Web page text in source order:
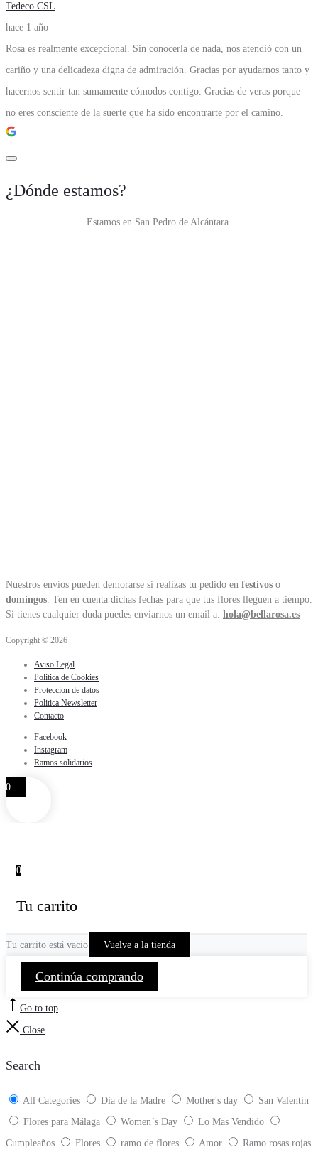
Tedeco CSL
hace 1 año
Rosa es realmente excepcional. Sin conocerla de nada, nos atendió con un
cariño y una delicadeza digna de admiración. Gracias por ayudarnos tanto y
hacernos sentir tan sumamente cómodos contigo. Gracias de veras porque
no eres consciente de la suerte que ha sido encontrarte por el camino.
¿Dónde estamos?
Estamos en San Pedro de Alcántara.
Nuestros envíos pueden demorarse si realizas tu pedido en festivos o
domingos. Ten en cuenta dichas fechas para que tus flores lleguen a tiempo.
Si tienes cualquier duda puedes enviarnos un email a: hola@bellarosa.es
Copyright © 2026
Aviso Legal
Politica de Cookies
Proteccion de datos
Politica Newsletter
Contacto
Facebook
Instagram
Ramos solidarios
0
0
Tu carrito
Tu carrito está vacio Vuelve a la tienda
Continúa comprando
Go to top
Close
Search
All Categories Dia de la Madre Mother's day
San Valentin
Flores para Málaga
Women´s Day
Lo Mas Vendido
Cumpleaños
Flores ramo de flores Amor Ramo rosas rojas